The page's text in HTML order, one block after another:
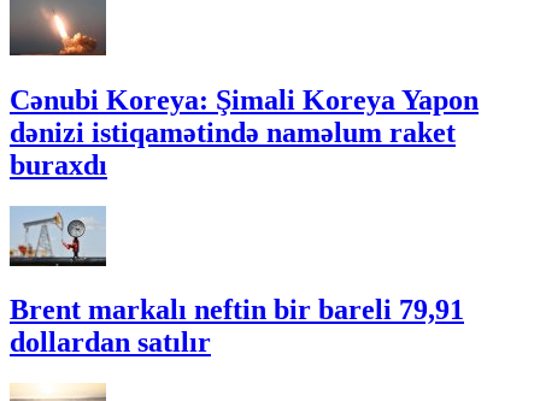
Cənubi Koreya: Şimali Koreya Yapon
dənizi istiqamətində naməlum raket
buraxdı
Brent markalı neftin bir bareli 79,91
dollardan satılır